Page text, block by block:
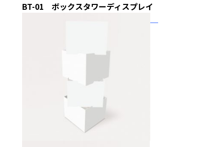
BT-01 ボックスタワーディスプレイ